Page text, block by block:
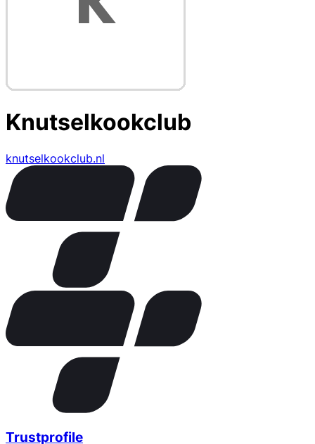
Knutselkookclub
knutselkookclub.nl
Trustprofile